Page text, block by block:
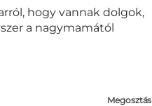
hogy vannak dolgok,
a nagymamától
Megosztás